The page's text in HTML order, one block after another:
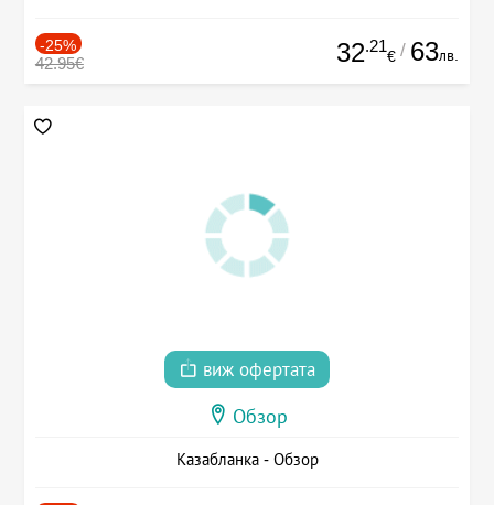
-25%
42.95€ 32.21
€ / 63лв.
виж офертата
Обзор
Казабланка - Обзор